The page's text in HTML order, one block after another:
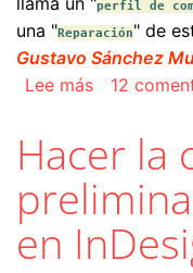
perfil de
una "Reparación" de
Gustavo Sánchez
Lee mássobre
12
Hacer la
en